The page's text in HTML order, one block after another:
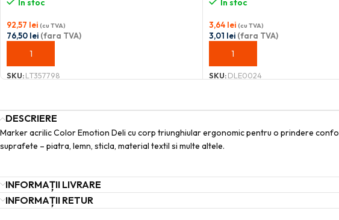
În stoc
92,57 lei (cu TVA)
76,50 lei (fara TVA)
ADAUGĂ ÎN COȘ
SKU:LT357798
În stoc
3,64 lei (cu TVA)
3,01 lei(fara TVA)
ADAUGĂ ÎN COȘ
SKU:DLE0024
DESCRIERE
Marker acrilic Color Emotion Deli cu corp triunghiular ergonomic pentru o prindere
suprafete – piatra, lemn, sticla, material textil si multe altele.
INFORMAȚII LIVRARE
INFORMAȚII RETUR